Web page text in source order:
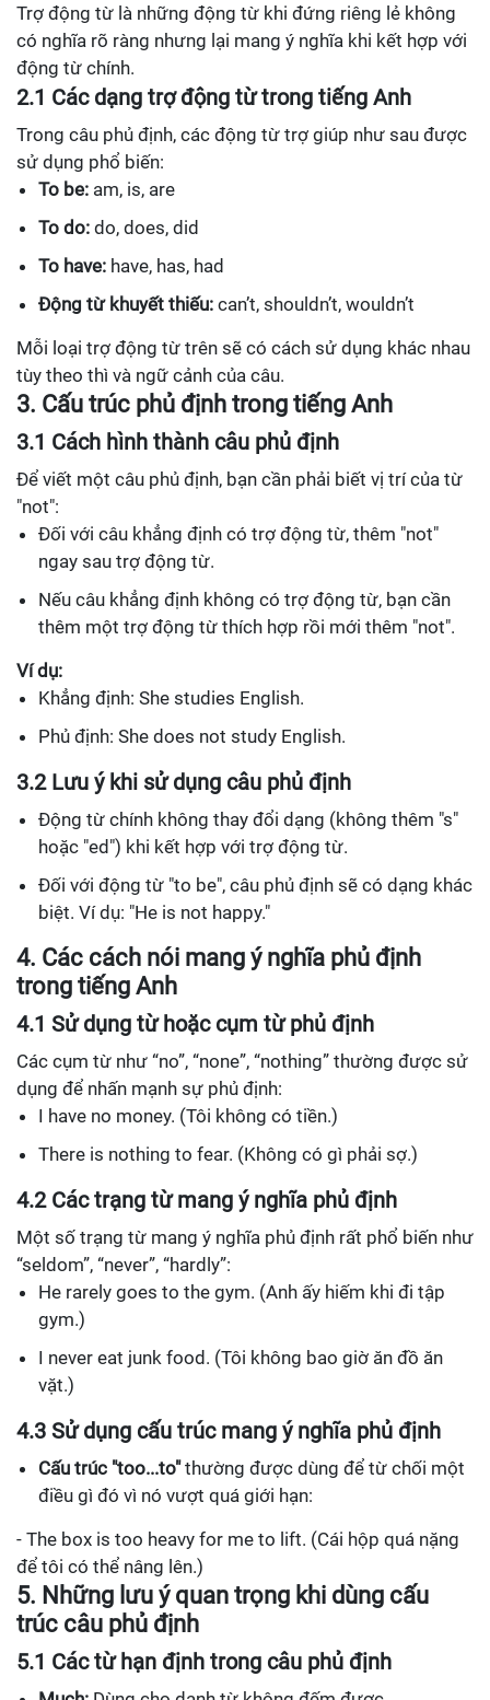
Trợ động từ là những động từ khi đứng riêng lẻ không
có nghĩa rõ ràng nhưng lại mang ý nghĩa khi kết hợp với
động từ chính.
2.1 Các dạng trợ động từ trong tiếng Anh
Trong câu phủ định, các động từ trợ giúp như sau được
sử dụng phổ biến:
To be: am, is, are
To do: do, does, did
To have: have, has, had
Động từ khuyết thiếu: can’t, shouldn’t, wouldn’t
Mỗi loại trợ động từ trên sẽ có cách sử dụng khác nhau
tùy theo thì và ngữ cảnh của câu.
3. Cấu trúc phủ định trong tiếng Anh
3.1 Cách hình thành câu phủ định
Để viết một câu phủ định, bạn cần phải biết vị trí của từ
"not":
Đối với câu khẳng định có trợ động từ, thêm "not"
ngay sau trợ động từ.
Nếu câu khẳng định không có trợ động từ, bạn cần
thêm một trợ động từ thích hợp rồi mới thêm "not".
Ví dụ:
Khẳng định: She studies English.
Phủ định: She does not study English.
3.2 Lưu ý khi sử dụng câu phủ định
Động từ chính không thay đổi dạng (không thêm "s"
hoặc "ed") khi kết hợp với trợ động từ.
Đối với động từ "to be", câu phủ định sẽ có dạng khác
biệt. Ví dụ: "He is not happy."
4. Các cách nói mang ý nghĩa phủ định
trong tiếng Anh
4.1 Sử dụng từ hoặc cụm từ phủ định
Các cụm từ như “no”, “none”, “nothing” thường được sử
dụng để nhấn mạnh sự phủ định:
I have no money. (Tôi không có tiền.)
There is nothing to fear. (Không có gì phải sợ.)
4.2 Các trạng từ mang ý nghĩa phủ định
Một số trạng từ mang ý nghĩa phủ định rất phổ biến như
“seldom”, “never”, “hardly”:
He rarely goes to the gym. (Anh ấy hiếm khi đi tập
gym.)
I never eat junk food. (Tôi không bao giờ ăn đồ ăn
vặt.)
4.3 Sử dụng cấu trúc mang ý nghĩa phủ định
Cấu trúc "too...to"thường được dùng để từ chối một
điều gì đó vì nó vượt quá giới hạn:
- The box is too heavy for me to lift. (Cái hộp quá nặng
để tôi có thể nâng lên.)
5. Những lưu ý quan trọng khi dùng cấu
trúc câu phủ định
5.1 Các từ hạn định trong câu phủ định